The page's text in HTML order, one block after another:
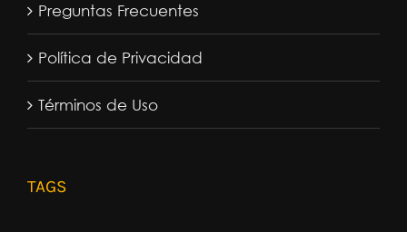
Preguntas Frecuentes
Política de Privacidad
Términos de Uso
TAGS